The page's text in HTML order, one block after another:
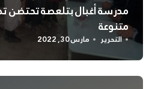
متنوعة
التحرير مارس 30, 2022